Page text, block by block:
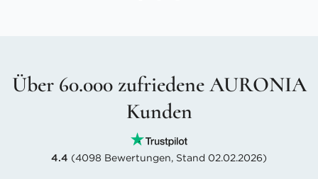
Über 60.000 zufriedene AURONIA
Kunden
4.4 (4098 Bewertungen, Stand 02.02.2026)